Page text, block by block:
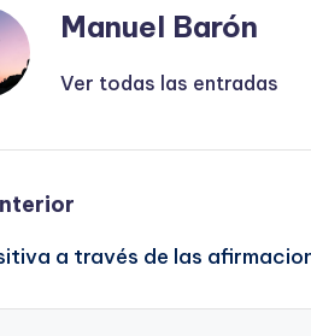
Manuel Barón
Ver todas las entradas
a través de las